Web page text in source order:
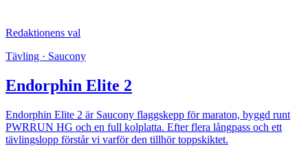
Redaktionens val
Tävling · Saucony
Endorphin Elite 2
Endorphin Elite 2 är Saucony flaggskepp för maraton, byggd runt
PWRRUN HG och en full kolplatta. Efter flera långpass och ett
tävlingslopp förstår vi varför den tillhör toppskiktet.